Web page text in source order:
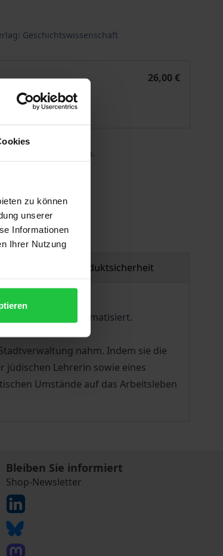
zu können
unserer
Informationen
Ihrer Nutzung
Geschichtswissenschaft
26,00 €
3-8288-7520-3
der Kasse variieren.
Produktsicherheit
bisher wenig thematisiert.
nahm. Indem sie die
jüdischen Lehrerin sowie eines
Umstände auf das Arbeitsleben
Bleiben Sie informiert
Shop-Newsletter